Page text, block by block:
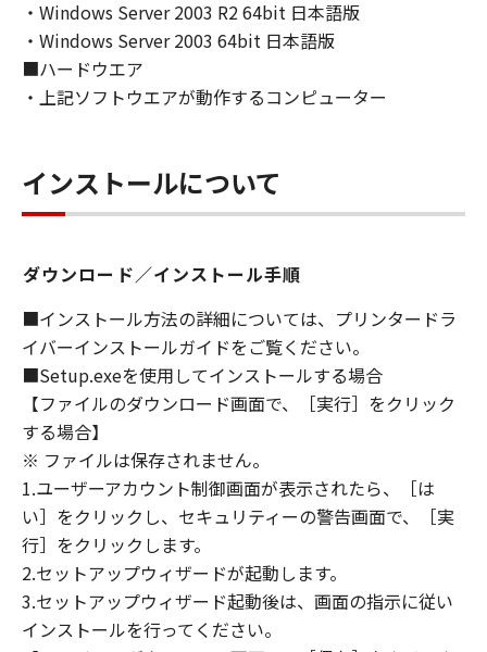
売代理店または販売店のいずれも、「本ソフト
ウェア」の使用または使用不能から生ずるいか
なる損害（逸失利益およびその他の派生的また
は付随的な損害を含むがこれらに限定されない
します。たとえ、キヤノン、キヤノンのライセ
ンサー、キヤノンの子会社、キヤノンの関連会
損害の可能性について知らされていた場合でも
同様です。
(3) キヤノン、キヤノンのライセンサー、キヤノ
ンの子会社、キヤノンの関連会社、それらの販
売代理店または販売店のいずれも、「本ソフト
ウェア」、または「本ソフトウェア」の使用に
起因または関連してお客様と第三者との間に生
じたいかなる紛争についても、一切責任を負わ
ないものとします。
８．契約期間
(1) 本契約書は、お客様が、『同意』を示す下
記のボタンをクリックした時点、または「本ソ
フトウェア」をインストールした時点で発効
し、下記(2)または(3)により終了されるまで有
効に存続します。
・Windows Server 2003 R2 64bit 日本語版
・Windows Server 2003 64bit 日本語版
■ハードウエア
・上記ソフトウエアが動作するコンピューター
インストールについて
ダウンロード／インストール手順
■インストール方法の詳細については、プリンタードラ
イバーインストールガイドをご覧ください。
■Setup.exeを使用してインストールする場合
【ファイルのダウンロード画面で、［実行］をクリック
する場合】
※ ファイルは保存されません。
1.ユーザーアカウント制御画面が表示されたら、［は
い］をクリックし、セキュリティーの警告画面で、［実
行］をクリックします。
2.セットアップウィザードが起動します。
3.セットアップウィザード起動後は、画面の指示に従い
インストールを行ってください。